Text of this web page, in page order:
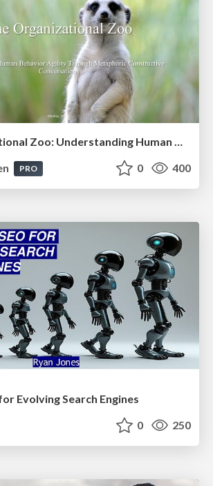
The Organizational Zoo: Understanding Human Behavior Agility Through Metaphoric Constructive Conversations (based on the works of Arthur Shelley, Ph.D)
PRO 0 400
Evolving Search Engines
0 250